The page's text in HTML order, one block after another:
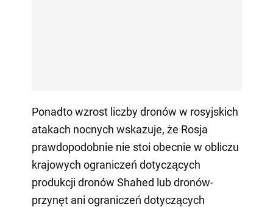
Ponadto wzrost liczby dronów w rosyjskich
atakach nocnych wskazuje, że Rosja
prawdopodobnie nie stoi obecnie w obliczu
krajowych ograniczeń dotyczących
produkcji dronów Shahed lub dronów-
przynęt ani ograniczeń dotyczących